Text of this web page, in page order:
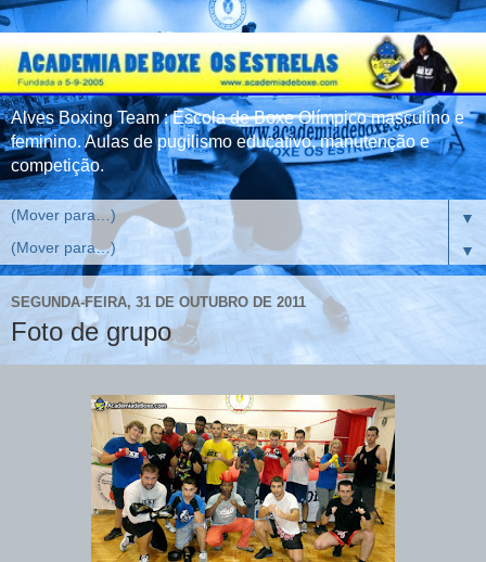
Alves Boxing Team : Escola de Boxe Olímpico masculino e
feminino. Aulas de pugilismo educativo, manutenção e
competição.
▼
▼
SEGUNDA-FEIRA, 31 DE OUTUBRO DE 2011
Foto de grupo